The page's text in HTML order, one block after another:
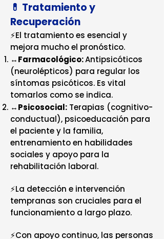
💊 Tratamiento y
Recuperación
⚡El tratamiento es esencial y
mejora mucho el pronóstico.
↔️Farmacológico:Antipsicóticos
(neurolépticos) para regular los
síntomas psicóticos. Es vital
tomarlos como se indica.
↔️Psicosocial: Terapias (cognitivo-
conductual), psicoeducación para
el paciente y la familia,
entrenamiento en habilidades
sociales y apoyo para la
rehabilitación laboral.
⚡La detección e intervención
tempranas son cruciales para el
funcionamiento a largo plazo.
⚡Con apoyo continuo, las personas